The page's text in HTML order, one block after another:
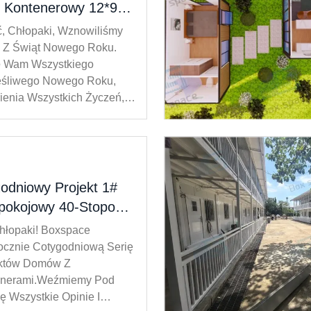
Kontenerowy 12*9m,
99 Metrów
(1065 Stóp
Chłopaki, Wznowiliśmy
Z Świąt Nowego Roku.
Wam Wszystkiego
Nowego Roku,
Wszystkich Życzeń,
Z 6 Kontenerów,
12*9m, Łącznie 99
...
Projekt 1#
40-Stopowy
Kontenerowy
Boxspace
Cotygodniową Serię
Domów Z
Pod
Wszystkie Opinie I